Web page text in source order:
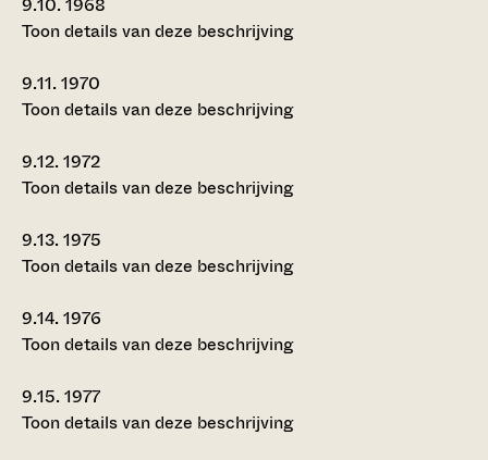
Toon details van deze beschrijving
9.11.1970
Toon details van deze beschrijving
9.12.1972
Toon details van deze beschrijving
9.13.1975
Toon details van deze beschrijving
9.14.1976
Toon details van deze beschrijving
9.15.1977
Toon details van deze beschrijving